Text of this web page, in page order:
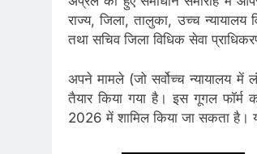
राज्य, जिला, तालुका, उच्च न्यायालय
तथा सचिव जिला विधिक सेवा
अपने मामले (जो सर्वोच्च न्यायालय
तैयार किया गया है। इस गूगल
2026 में शामिल किया जा सकता है।